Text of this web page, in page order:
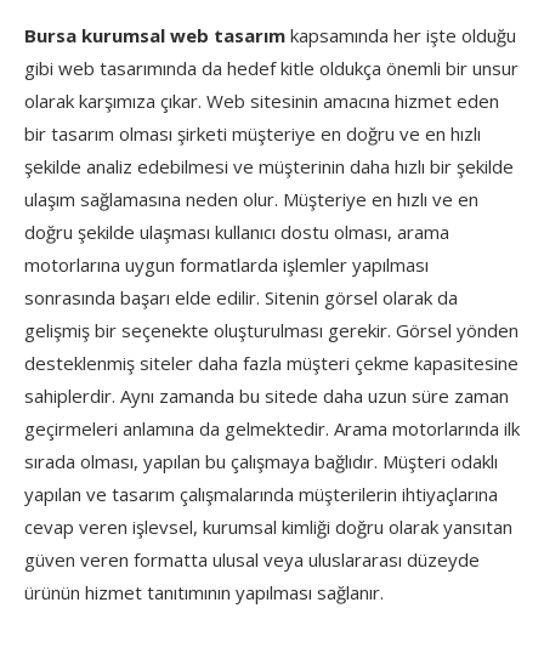
Bursa kurumsal web tasarım kapsamında her işte olduğu
gibi web tasarımında da hedef kitle oldukça önemli bir unsur
olarak karşımıza çıkar. Web sitesinin amacına hizmet eden
bir tasarım olması şirketi müşteriye en doğru ve en hızlı
şekilde analiz edebilmesi ve müşterinin daha hızlı bir şekilde
ulaşım sağlamasına neden olur. Müşteriye en hızlı ve en
doğru şekilde ulaşması kullanıcı dostu olması, arama
motorlarına uygun formatlarda işlemler yapılması
sonrasında başarı elde edilir. Sitenin görsel olarak da
gelişmiş bir seçenekte oluşturulması gerekir. Görsel yönden
desteklenmiş siteler daha fazla müşteri çekme kapasitesine
sahiplerdir. Aynı zamanda bu sitede daha uzun süre zaman
geçirmeleri anlamına da gelmektedir. Arama motorlarında ilk
sırada olması, yapılan bu çalışmaya bağlıdır. Müşteri odaklı
yapılan ve tasarım çalışmalarında müşterilerin ihtiyaçlarına
cevap veren işlevsel, kurumsal kimliği doğru olarak yansıtan
güven veren formatta ulusal veya uluslararası düzeyde
ürünün hizmet tanıtımının yapılması sağlanır.